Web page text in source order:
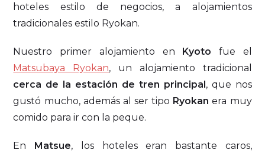
hoteles estilo de negocios, a alojamientos
tradicionales estilo Ryokan.
Nuestro primer alojamiento en Kyoto fue el
Matsubaya Ryokan, un alojamiento tradicional
cerca de la estación de tren principal, que nos
gustó mucho, además al ser tipo Ryokan era muy
comido para ir con la peque.
En Matsue, los hoteles eran bastante caros,